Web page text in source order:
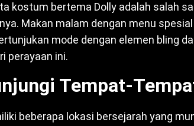
kostum bertema Dolly adalah salah
Makan malam dengan menu
mode dengan elemen bling
perayaan ini.
Tempat-
beberapa lokasi bersejarah yang